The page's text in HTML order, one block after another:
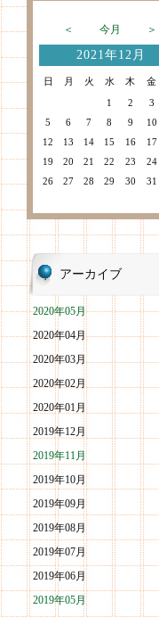
＜ 今月 ＞
2021年12月
日 月 火 水 木 金
1
2 3
5
6 7 8 9 10
12
13 14 15 16 17
19
20 21 22 23 24
26
27 28 29 30 31
アーカイブ
2020年05月
2020年04月
2020年03月
2020年02月
2020年01月
2019年12月
2019年11月
2019年10月
2019年09月
2019年08月
2019年07月
2019年06月
2019年05月